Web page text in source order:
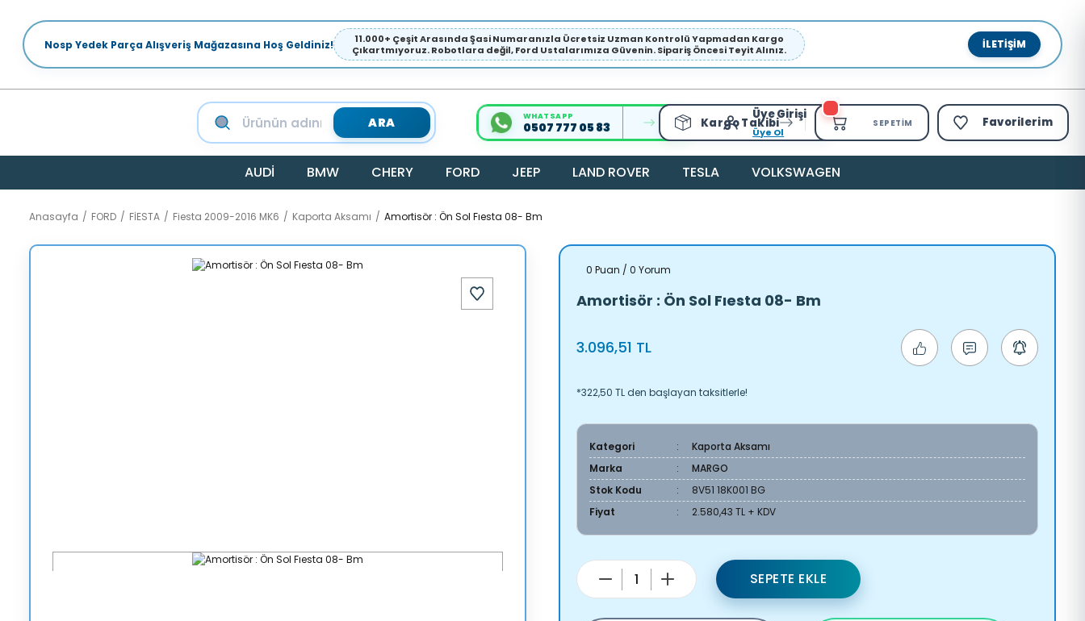
Nosp Yedek Parça Alışveriş Mağazasına Hoş Geldiniz!
11.000+ Çeşit Arasında Şasi Numaranızla Ücretsiz Uzman Kontrolü Yapmadan Kargo
Çıkartmıyoruz. Robotlara değil, Ford Ustalarımıza Güvenin. Sipariş Öncesi Teyit Alınız.
İLETIŞIM
ARA WHATSAPP
0507 777 05 83 Kargo Takibi
Üye Girişi
Üye Ol
SEPETIM Favorilerim
AUDİ BMW CHERY FORD JEEP LAND ROVER TESLA VOLKSWAGEN
Anasayfa FORD FİESTA Fiesta 2009-2016 MK6 Kaporta Aksamı Amortisör : Ön Sol Fıesta 08- Bm
0 Puan / 0 Yorum
Amortisör : Ön Sol Fıesta 08- Bm
3.096,51 TL
*322,50 TL den başlayan taksitlerle!
Kategori
Kaporta Aksamı
Marka
MARGO
Stok Kodu
8V51 18K001 BG
Fiyat
2.580,43 TL + KDV
SEPETE EKLE